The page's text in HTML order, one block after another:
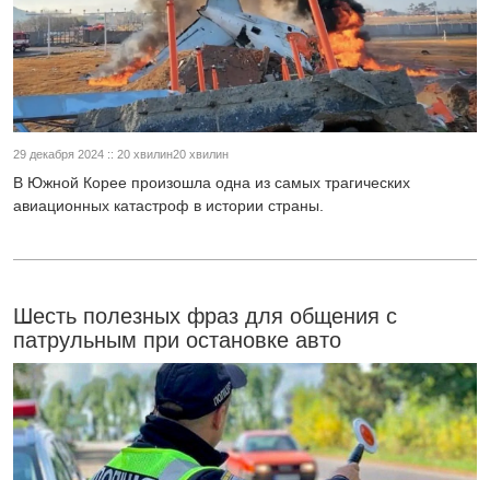
29 декабря 2024 :: 20 хвилин20 хвилин
В Южной Корее произошла одна из самых трагических
авиационных катастроф в истории страны.
Шесть полезных фраз для общения с
патрульным при остановке авто